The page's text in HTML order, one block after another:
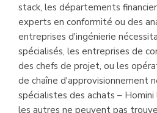
stack, les départements
experts en conformité ou des
entreprises d'ingénierie
spécialisés, les entreprises de
des chefs de projet, ou les
de chaîne d'approvisionnement
spécialistes des achats –
les autres ne peuvent pas